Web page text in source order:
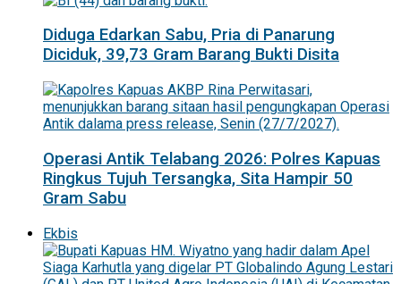
Diduga Edarkan Sabu, Pria di Panarung
Diciduk, 39,73 Gram Barang Bukti Disita
Operasi Antik Telabang 2026: Polres Kapuas
Ringkus Tujuh Tersangka, Sita Hampir 50
Gram Sabu
Ekbis